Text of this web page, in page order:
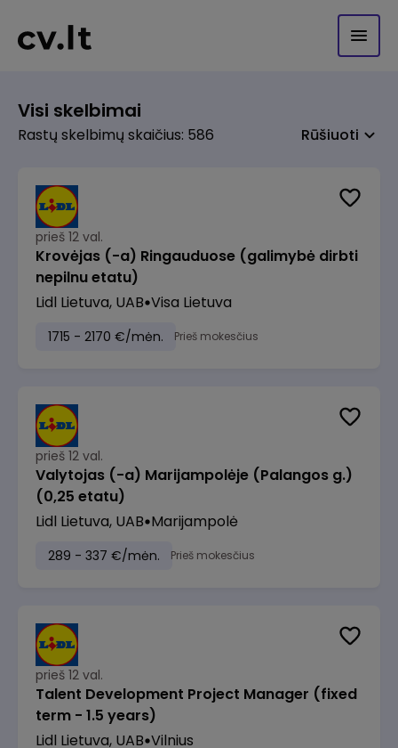
Visi skelbimai
Rastų skelbimų skaičius: 586 Rūšiuoti
prieš 12 val.
Krovėjas (-a) Ringauduose (galimybė dirbti
nepilnu etatu)
Lidl Lietuva, UAB Visa Lietuva
1715 - 2170 €/mėn. Prieš mokesčius
prieš 12 val.
Valytojas (-a) Marijampolėje (Palangos g.)
(0,25 etatu)
Lidl Lietuva, UAB Marijampolė
289 - 337 €/mėn. Prieš mokesčius
prieš 12 val.
Talent Development Project Manager (fixed
term - 1.5 years)
Lidl Lietuva, UAB Vilnius